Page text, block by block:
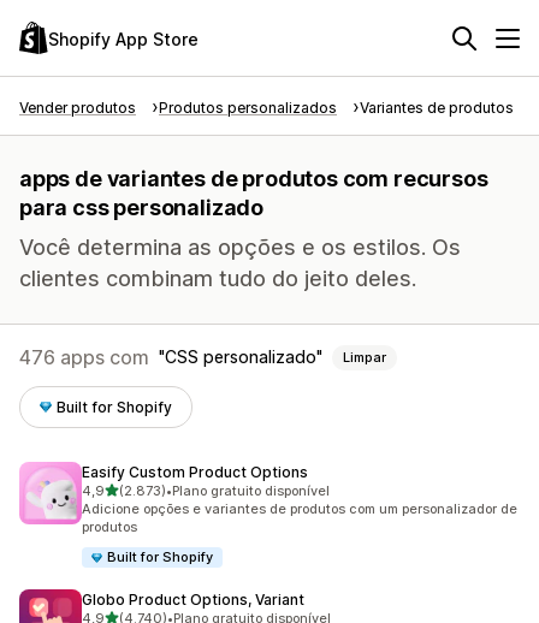
Shopify App Store
Vender produtos Produtos personalizados Variantes de produtos
apps de variantes de produtos com recursos
para css personalizado
Você determina as opções e os estilos. Os
clientes combinam tudo do jeito deles.
476 apps com CSS personalizado Limpar
Built for Shopify
Easify Custom Product Options
4,9de 5 estrelas
(2.873)
2873 avaliações ao todo
•Plano gratuito disponível
Adicione opções e variantes de produtos com um personalizador de
produtos
Built for Shopify
Globo Product Options, Variant
4,9de 5 estrelas
(4.740)•Plano gratuito disponível